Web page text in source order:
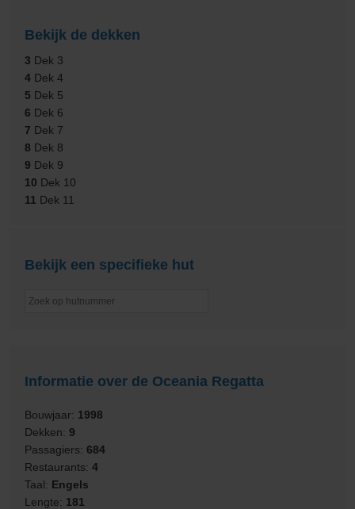
Bekijk de dekken
3 Dek 3
4 Dek 4
5 Dek 5
6 Dek 6
7 Dek 7
8 Dek 8
9 Dek 9
10 Dek 10
11 Dek 11
Bekijk een specifieke hut
Informatie over de Oceania Regatta
Bouwjaar: 1998
Dekken: 9
Passagiers: 684
Restaurants:4
Taal: Engels
Lengte: 181